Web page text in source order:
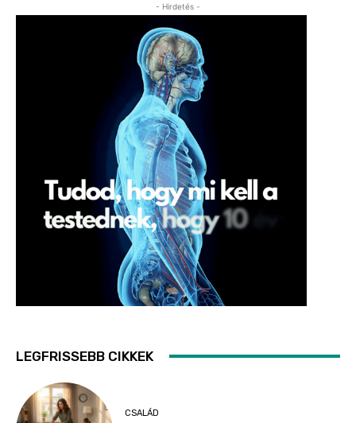
- Hirdetés -
LEGFRISSEBB CIKKEK
CSALÁD